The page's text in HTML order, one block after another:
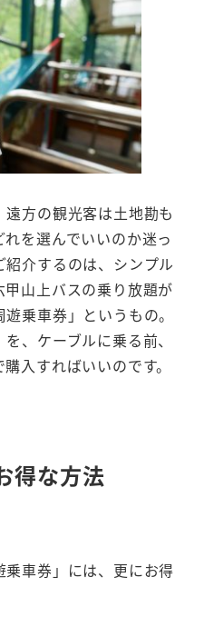
方の観光客は土地勘も
を選んでいいのか迷っ
介するのは、シンプル
山上バスの乗り放題が
乗車券」というもの。
、ケーブルに乗る前、
入すればいいのです。
得な方法
車券」には、更にお得